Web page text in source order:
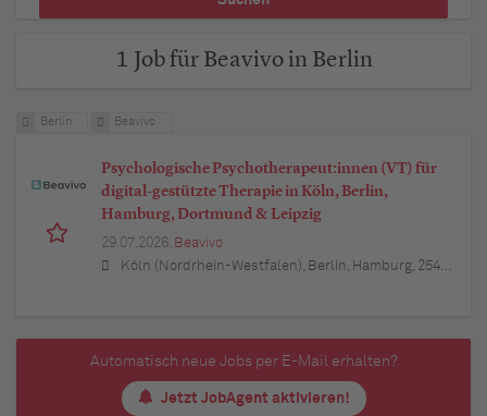
1 Job für Beavivo in Berlin
Berlin Beavivo
Psychologische Psychotherapeut:innen (VT) für
digital-gestützte Therapie in Köln, Berlin,
Hamburg, Dortmund & Leipzig
29.07.2026, Beavivo
Köln (Nordrhein-Westfalen), Berlin, Hamburg, 25421 Pinneberg (Schleswig-Holstein), Wedel (Schleswig-Holstein), Elmshorn (Schleswig-Holstein), 25451 Quickborn (Schleswig-Holstein), 24568 Kaltenkirchen (Schleswig-Holstein), 25436 Uetersen (Schleswig-Holstein), Ahrensburg (Schleswig-Holstein), 22941 Bargteheide (Schleswig-Holstein), 21465 Reinbek (Schleswig-Holstein), 21614 Buxtehude (Niedersachsen), Stade (Niedersachsen), 21244 Buchholz in der Nordheide (Niedersachsen), 21423 Winsen (Luhe) (Niedersachsen), Seevetal (Niedersachsen), Lüneburg (Niedersachsen), Potsdam (Brandenburg), Bernau bei Berlin (Brandenburg), 14974 Ludwigsfelde (Brandenburg), Falkensee (Brandenburg), Königs Wusterhausen (Brandenburg), Bonn (Nordrhein-Westfalen), Düsseldorf (Nordrhein-Westfalen), Leverkusen (Nordrhein-Westfalen), Bergisch Gladbach (Nordrhein-Westfalen), 53721 Siegburg (Nordrhein-Westfalen), 50259 Pulheim (Nordrhein-Westfalen), 50226 Frechen (Nordrhein-Westfalen), 53332 Bornheim (Nordrhein-Westfalen), 50389 Wesseling (Nordrhein-Westfalen), Hürth (Nordrhein-Westfalen), 50321 Brühl (Nordrhein-Westfalen)
Automatisch neue Jobs per E-Mail erhalten?
Jetzt JobAgent aktivieren!